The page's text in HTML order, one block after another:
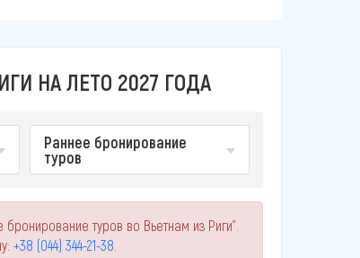
НА ЛЕТО 2027 ГОДА
Раннее бронирование
туров
туров во Вьетнам из Риги".
+38 (044) 344-21-38